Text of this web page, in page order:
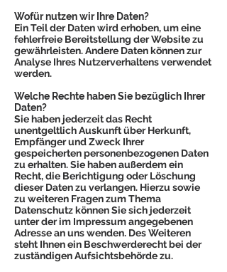
Wofür nutzen wir Ihre Daten?
Ein Teil der Daten wird erhoben, um eine
fehlerfreie Bereitstellung der Website zu
gewährleisten. Andere Daten können zur
Analyse Ihres Nutzerverhaltens verwendet
werden.
Welche Rechte haben Sie bezüglich Ihrer
Daten?
Sie haben jederzeit das Recht
unentgeltlich Auskunft über Herkunft,
Empfänger und Zweck Ihrer
gespeicherten personenbezogenen Daten
zu erhalten. Sie haben außerdem ein
Recht, die Berichtigung oder Löschung
dieser Daten zu verlangen. Hierzu sowie
zu weiteren Fragen zum Thema
Datenschutz können Sie sich jederzeit
unter der im Impressum angegebenen
Adresse an uns wenden. Des Weiteren
steht Ihnen ein Beschwerderecht bei der
zuständigen Aufsichtsbehörde zu.